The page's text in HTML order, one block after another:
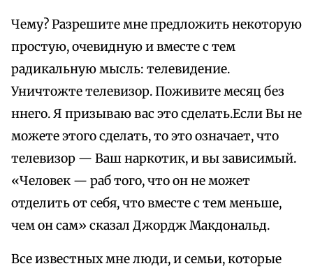
Чему? Разрешите мне предложить некоторую
простую, очевидную и вместе с тем
радикальную мысль: телевидение.
Уничтожте телевизор. Поживите месяц без
ннего. Я призываю вас это сделать.Если Вы не
можете этого сделать, то это означает, что
телевизор — Ваш наркотик, и вы зависимый.
«Человек — раб того, что он не может
отделить от себя, что вместе с тем меньше,
чем он сам» сказал Джордж Макдональд.
Все известных мне люди, и семьи, которые